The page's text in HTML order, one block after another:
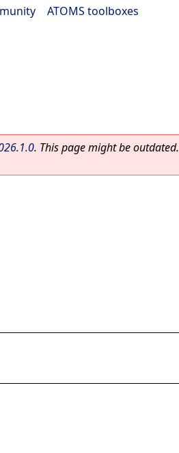
ATOMS toolboxes
. This page might be outdated.